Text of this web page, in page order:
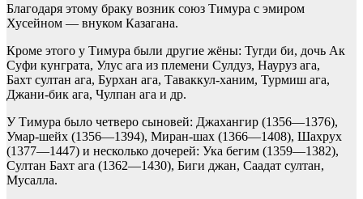
Благодаря этому браку возник союз Тимура с эмиром
Хусейном — внуком Казагана.
Кроме этого у Тимура были другие жёны: Тугди би, дочь Ак
Суфи кунграта, Улус ага из племени Сулдуз, Науруз ага,
Бахт султан ага, Бурхан ага, Таваккул-ханим, Турмиш ага,
Джани-бик ага, Чулпан ага и др.
У Тимура было четверо сыновей: Джахангир (1356—1376),
Умар-шейх (1356—1394), Миран-шах (1366—1408), Шахрух
(1377—1447) и несколько дочерей: Ука бегим (1359—1382),
Султан Бахт ага (1362—1430), Биги джан, Саадат султан,
Мусалла.